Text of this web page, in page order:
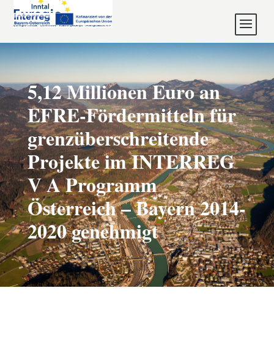
5,12 Millionen Euro an
EFRE-Fördermitteln für
grenzüberschreitende
Projekte im INTERREG
V A Programm
Österreich – Bayern 2014-
2020 genehmigt